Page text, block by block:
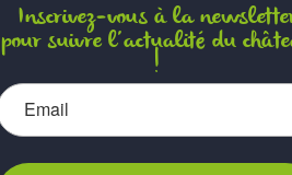
Inscrivez-vous à la
pour suivre l’actualité du
!